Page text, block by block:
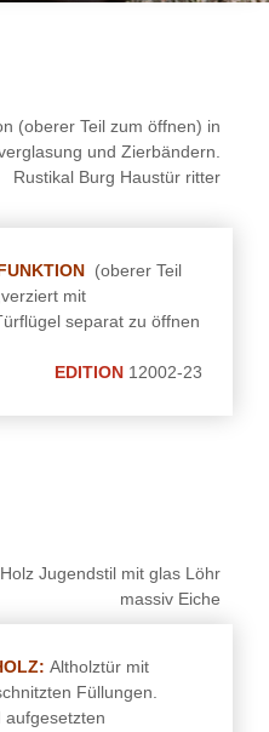
(oberer Teil
mit
separat zu öffnen
EDITION 12002-23
Altholztür mit
Füllungen.
aufgesetzten